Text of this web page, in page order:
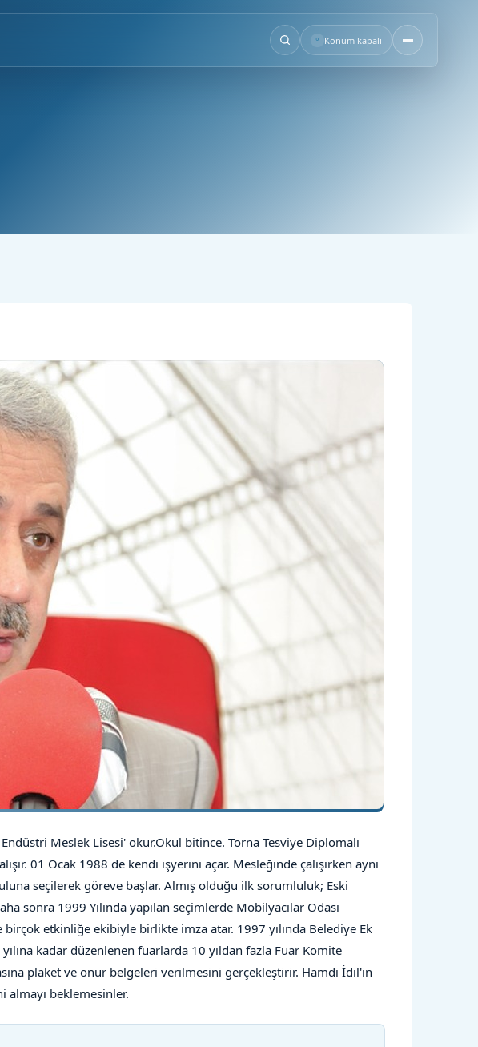
° Konum kapalı
Meslek Lisesi' okur.Okul bitince. Torna Tesviye Diplomalı
01 Ocak 1988 de kendi işyerini açar. Mesleğinde çalışırken aynı
seçilerek göreve başlar. Almış olduğu ilk sorumluluk; Eski
sonra 1999 Yılında yapılan seçimlerde Mobilyacılar Odası
birçok etkinliğe ekibiyle birlikte imza atar. 1997 yılında Belediye Ek
kadar düzenlenen fuarlarda 10 yıldan fazla Fuar Komite
plaket ve onur belgeleri verilmesini gerçekleştirir. Hamdi İdil'in
almayı beklemesinler.